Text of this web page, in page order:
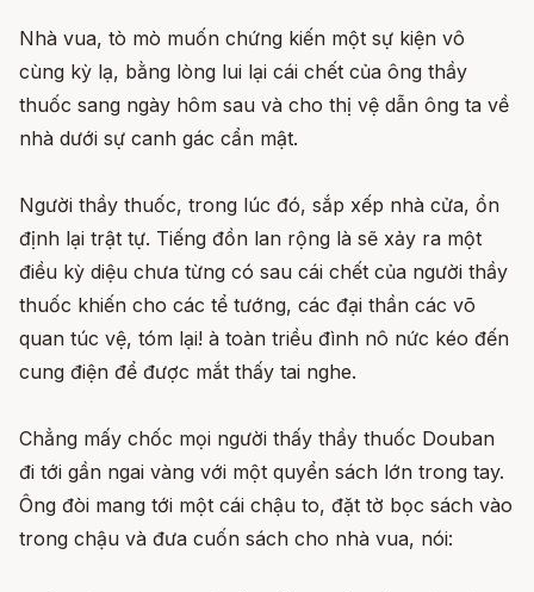
Nhà vua, tò mò muốn chứng kiến một sự kiện vô
cùng kỳ lạ, bằng lòng lui lại cái chết của ông thầy
thuốc sang ngày hôm sau và cho thị vệ dẫn ông ta về
nhà dưới sự canh gác cẩn mật.
Người thầy thuốc, trong lúc đó, sắp xếp nhà cửa, ổn
định lại trật tự. Tiếng đồn lan rộng là sẽ xảy ra một
điều kỳ diệu chưa từng có sau cái chết của người thầy
thuốc khiến cho các tể tướng, các đại thần các võ
quan túc vệ, tóm lại! à toàn triều đình nô nức kéo đến
cung điện để được mắt thấy tai nghe.
Chẳng mấy chốc mọi người thấy thầy thuốc Douban
đi tới gần ngai vàng với một quyển sách lớn trong tay.
Ông đòi mang tới một cái chậu to, đặt tờ bọc sách vào
trong chậu và đưa cuốn sách cho nhà vua, nói: